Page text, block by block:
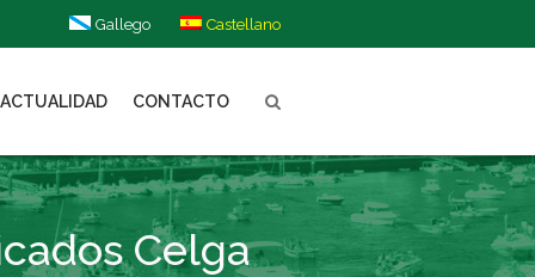
Gallego Castellano
ACTUALIDAD CONTACTO
Celga